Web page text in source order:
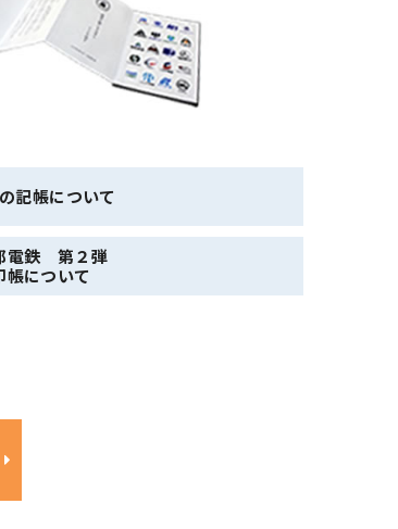
記帳について
電鉄 第２弾
帳について